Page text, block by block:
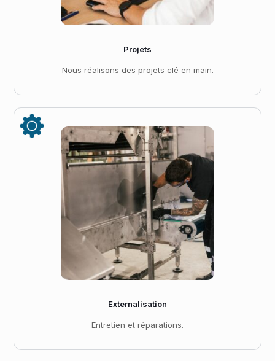
Projets
Nous réalisons des projets clé en main.
Externalisation
Entretien et réparations.